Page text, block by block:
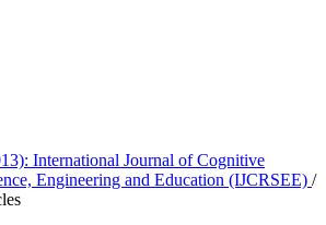
International Journal of Cognitive
Engineering and Education (IJCRSEE) /